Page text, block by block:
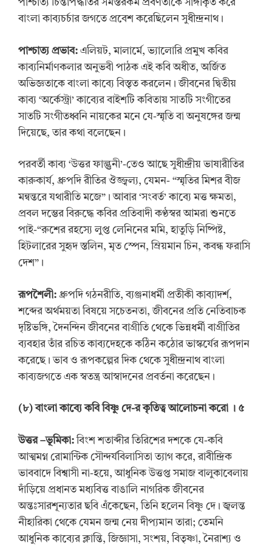
পাশ্চাত্য চিন্তাপদ্ধতির সমস্তরকম প্রবণতাকে সাঙ্গীকৃত করে
বাংলা কাব্যচর্চার জগতে প্রবেশ করেছিলেন সুধীন্দ্রনাথ।
পাশ্চাত্য প্রভাব: এলিয়ট, মালার্মে, ভ্যালোরি প্রমুখ কবির
কাব্যনির্মাণকলার অনুভবী পাঠক এই কবি অধীত, অর্জিত
অভিজ্ঞতাকে বাংলা কাব্যে বিস্তৃত করলেন। জীবনের দ্বিতীয়
কাব্য ‘অর্কেস্ট্রা’ কাব্যের বাইশটি কবিতায় সাতটি সংগীতের
সাতটি সংগীতধ্বনি নায়কের মনে যে-স্মৃতি বা অনুষঙ্গের জন্ম
দিয়েছে, তার কথা বলেছেন।
পরবর্তী কাব্য ‘উত্তর ফাল্গুনী’-তেও আছে সুধীন্দ্রীয় ভাষারীতির
কারুকার্য, ধ্রুপদি রীতির ঔজ্জ্বল্য, যেমন- “স্মৃতির মিশর বীজ
মন্বন্তরে যথারীতি মজে”। আবার ‘সংবর্ত’ কাব্যে মত্ত ক্ষমতা,
প্রবল দম্ভের বিরুদ্ধে কবির প্রতিবাদী কণ্ঠস্বর আমরা শুনতে
পাই-“রুশের রহস্যে লুপ্ত লেনিনের মমি, হাতুড়ি নিষ্পিষ্ট,
হিটলারের সুহৃদ স্তলিন, মৃত স্পেন, ম্রিয়মান চিন, কবন্ধ ফরাসি
দেশ”।
রূপশৈলী: ধ্রুপদি গঠনরীতি, ব্যঞ্জনাধর্মী প্রতীকী কাব্যাদর্শ,
শব্দের অর্থময়তা বিষয়ে সচেতনতা, জীবনের প্রতি নেতিবাচক
দৃষ্টিভঙ্গি, দৈনন্দিন জীবনের বাগ্রীতি থেকে ভিন্নধর্মী বাগ্রীতির
ব্যবহার তাঁর রচিত কাব্যদেহকে কঠিন কঠোর ভাস্কর্যের রূপদান
করেছে। ভাব ও রূপকল্পের দিক থেকে সুধীন্দ্রনাথ বাংলা
কাব্যজগতে এক স্বতন্ত্র আস্বাদনের প্রবর্তনা করেছেন।
(৮)বাংলা কাব্যে কবি বিষ্ণু দে-র কৃতিত্ব আলোচনা করো । ৫
উত্তর–ভূমিকা:বিংশ শতাব্দীর তিরিশের দশকে যে-কবি
আত্মমগ্ন রোমান্টিক সৌন্দর্যবিলাসিতা ত্যাগ করে, রাবীন্দ্রিক
ভাববাদে বিশ্বাসী না-হয়ে, আধুনিক উত্তপ্ত সমাজ বালুকাবেলায়
দাঁড়িয়ে প্রধানত মধ্যবিত্ত বাঙালি নাগরিক জীবনের
অন্তঃসারশূন্যতার ছবি এঁকেছেন, তিনি হলেন বিষ্ণু দে। জ্বলন্ত
নীহারিকা থেকে যেমন জন্ম নেয় দীপ্যমান তারা; তেমনি
আধুনিক কাব্যের ক্লান্তি, জিজ্ঞাসা, সংশয়, বিতৃষ্ণা, নৈরাশ্য ও